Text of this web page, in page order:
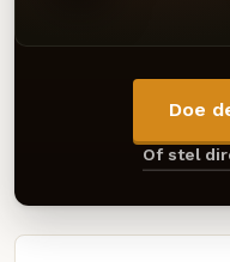
Doe
Of stel